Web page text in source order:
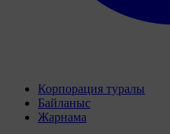
Корпорация туралы
Байланыс
Жарнама